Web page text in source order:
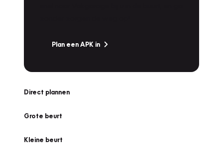
Plan een APK in
Direct plannen
Grote beurt
Kleine beurt